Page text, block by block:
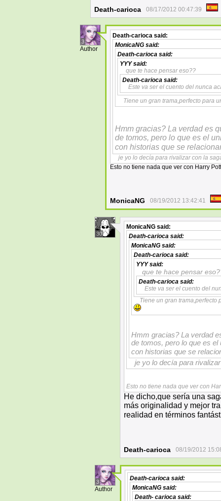
Death-carioca 08/17/2012 00:47:39
3
Author
Death-carioca said:
MonicaNG said:
Death-carioca said:
YYYsaid:
que te hace pensar eso??
Death-carioca said:
Este va ser el cuento del nunca
Tiene un gran trama,perfecto para
Hmm gracias? La verdad es
de tomos, pero lo que es el
con historias que se
je yo lo decía para rivalizar con la
Esto no tiene nada que ver con Harry
MonicaNG 08/19/2012 13:42:41
30
MonicaNG said:
Death-carioca said:
MonicaNG said:
Death-carioca said:
YYYsaid:
que te hace pensar
Death-carioca said:
Este va ser el cuento del
Tiene un gran trama,perfecto
Hmm gracias? La verdad
de tomos, pero lo que es
con historias que se
je yo lo decía para
Esto no tiene nada que ver con
He dicho,que sería una
más originalidad y mejor
realidad en términos
Death-carioca 08/19/2012
3
Author
Death-carioca said:
MonicaNG said:
Death- carioca said: